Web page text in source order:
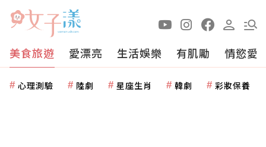
美食旅遊 愛漂亮 生活娛樂 有肌勵 情慾愛
心理測驗 陸劇 星座生肖 韓劇 彩妝保養